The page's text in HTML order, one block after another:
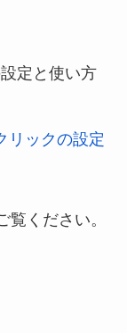
定と使い方
リックの設定
ください。